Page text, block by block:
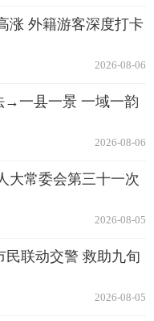
涨 外籍游客深度打卡
2026-08-06
→一县一景 一域一韵
2026-08-06
大常委会第三十一次
2026-08-05
民联动交警 救助九旬
2026-08-05